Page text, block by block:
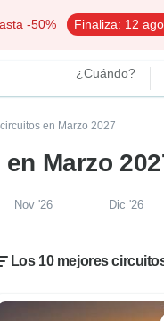
-50% Finaliza: 12
¿Cuándo?
circuitos en Marzo 2027
Marzo
Nov '26 Dic '26
Los 10 mejores